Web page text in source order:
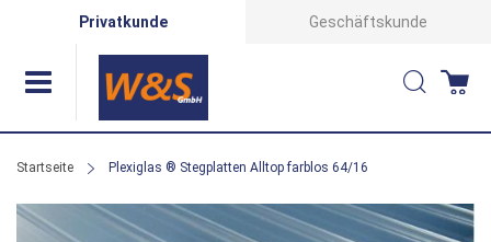
Privatkunde Geschäftskunde
Suche
Startseite Plexiglas ® Stegplatten Alltop farblos 64/16
Zum